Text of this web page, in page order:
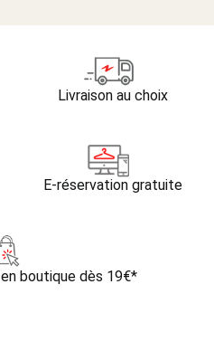
Livraison au choix
E-réservation gratuite
en boutique dès 19€*